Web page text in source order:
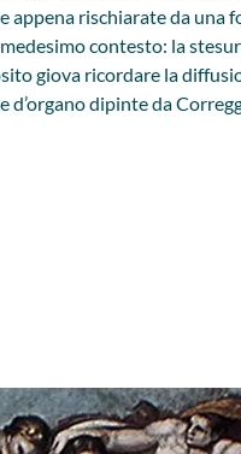
appena rischiarate da una
contesto: la
giova ricordare la
dipinte da